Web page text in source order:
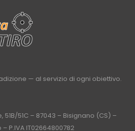
— al servizio di ogni obiettivo.
51B/51C – 87043 – Bisignano (CS) –
P.IVA IT02664800782